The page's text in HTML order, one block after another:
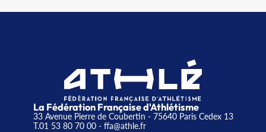
La Fédération Française d'Athlétisme
33 Avenue Pierre de Coubertin - 75640 Paris Cedex 13
T.01 53 80 70 00- ffa@athle.fr